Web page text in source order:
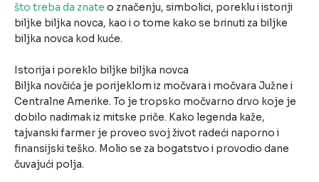
što treba da znate o značenju, simbolici, poreklu i istoriji
biljke biljka novca, kao i o tome kako se brinuti za biljke
biljka novca kod kuće.
Istorija i poreklo biljke biljka novca
Biljka novčića je porijeklom iz močvara i močvara Južne i
Centralne Amerike. To je tropsko močvarno drvo koje je
dobilo nadimak iz mitske priče. Kako legenda kaže,
tajvanski farmer je proveo svoj život radeći naporno i
finansijski teško. Molio se za bogatstvo i provodio dane
čuvajući polja.